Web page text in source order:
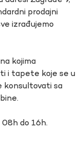
prodajni
izrađujemo
kojima
i tapete koje se u
konsultovati sa
08h do 16h.